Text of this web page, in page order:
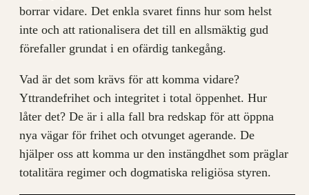
borrar vidare. Det enkla svaret finns hur som helst
inte och att rationalisera det till en allsmäktig gud
förefaller grundat i en ofärdig tankegång.
Vad är det som krävs för att komma vidare?
Yttrandefrihet och integritet i total öppenhet. Hur
låter det? De är i alla fall bra redskap för att öppna
nya vägar för frihet och otvunget agerande. De
hjälper oss att komma ur den instängdhet som präglar
totalitära regimer och dogmatiska religiösa styren.